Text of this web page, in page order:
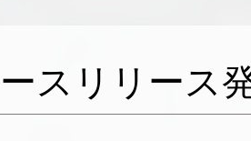
スリリース